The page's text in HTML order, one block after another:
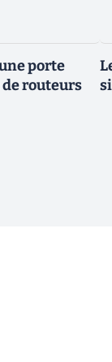
porte
routeurs